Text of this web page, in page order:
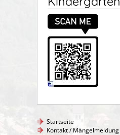
Startseite
Kontakt / Mängelmeldung